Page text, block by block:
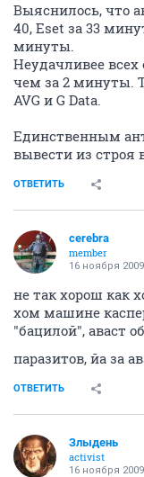
Выяснилось, что
40, Eset за 33
минуты.
Неудачливее всех
чем за 2 минуты.
AVG и G Data.
Единственным
вывести из строя
ОТВЕТИТЬ
cerebra
member
16 ноября 2009
не так хорош как
хом машине
"бацилой", аваст
паразитов, йа за
ОТВЕТИТЬ
Злыдень
activist
16 ноября 2009